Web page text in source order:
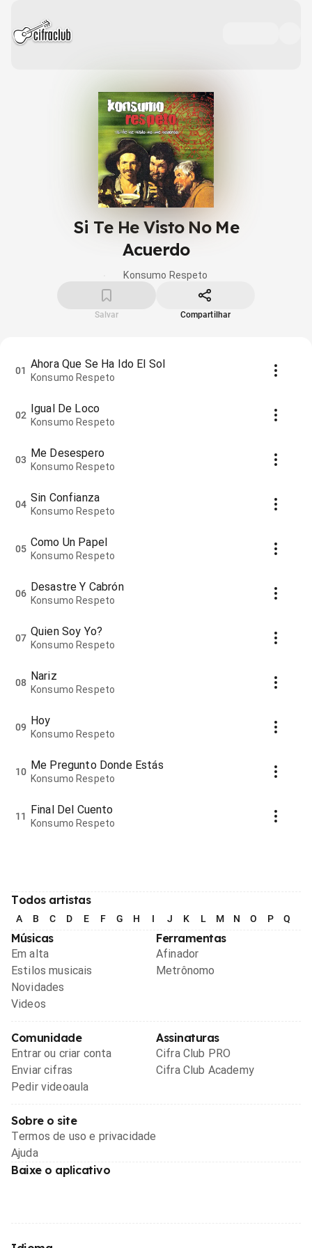
Si Te He Visto No Me
Acuerdo
Konsumo Respeto
Salvar Compartilhar
01 Ahora Que Se Ha Ido El Sol
Konsumo Respeto
02 Igual De Loco
Konsumo Respeto
03 Me Desespero
Konsumo Respeto
04 Sin Confianza
Konsumo Respeto
05 Como Un Papel
Konsumo Respeto
06 Desastre Y Cabrón
Konsumo Respeto
07 Quien Soy Yo?
Konsumo Respeto
08 Nariz
Konsumo Respeto
09 Hoy
Konsumo Respeto
10 Me Pregunto Donde Estás
Konsumo Respeto
11 Final Del Cuento
Konsumo Respeto
Todos artistas
A B C D E F G H I J K L M N O P Q
Músicas
Em alta
Estilos musicais
Novidades
Videos
Ferramentas
Afinador
Metrônomo
Comunidade
Entrar ou criar conta
Enviar cifras
Pedir videoaula
Assinaturas
Cifra Club PRO
Cifra Club Academy
Sobre o site
Termos de uso e privacidade
Ajuda
Baixe o aplicativo